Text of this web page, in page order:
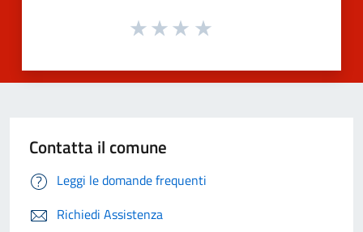
Contatta il comune
Leggi le domande frequenti
Richiedi Assistenza